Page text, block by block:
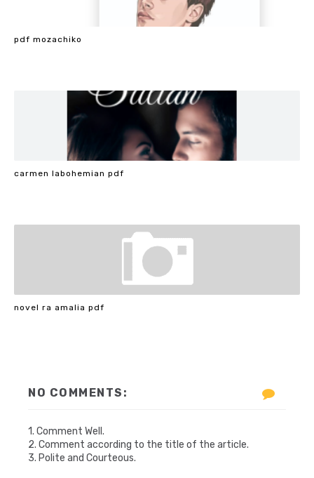
pdf mozachiko
carmen labohemian pdf
novel ra amalia pdf
NO COMMENTS:
1. Comment Well.
2. Comment according to the title of the article.
3. Polite and Courteous.